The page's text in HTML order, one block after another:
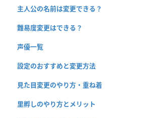
主人公の名前は変更できる？
難易度変更はできる？
声優一覧
設定のおすすめと変更方法
見た目変更のやり方・重ね着
里孵しのやり方とメリット